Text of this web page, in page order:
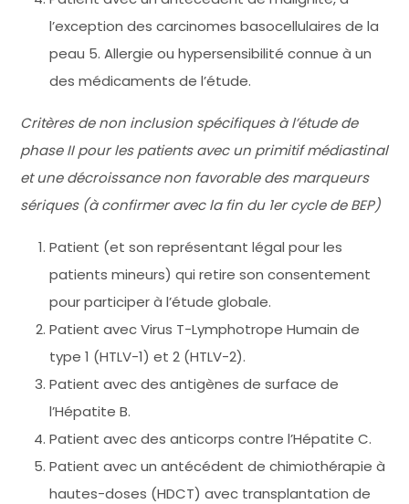
l’exception des carcinomes basocellulaires de la
peau 5. Allergie ou hypersensibilité connue à un
des médicaments de l’étude.
Critères de non inclusion spécifiques à l’étude de
phase II pour les patients avec un primitif médiastinal
et une décroissance non favorable des marqueurs
sériques (à confirmer avec la fin du 1er cycle de BEP)
Patient (et son représentant légal pour les
patients mineurs) qui retire son consentement
pour participer à l’étude globale.
Patient avec Virus T-Lymphotrope Humain de
type 1 (HTLV-1) et 2 (HTLV-2).
Patient avec des antigènes de surface de
l’Hépatite B.
Patient avec des anticorps contre l’Hépatite C.
Patient avec un antécédent de chimiothérapie à
hautes-doses (HDCT) avec transplantation de